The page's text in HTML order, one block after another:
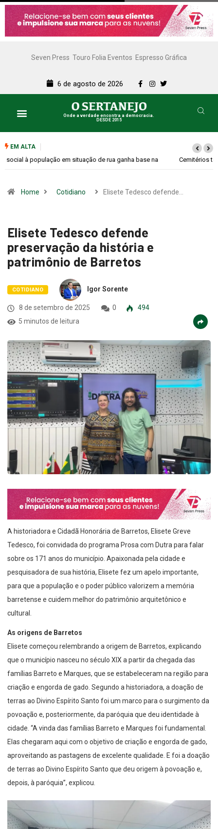
Seven Press Touro Folia Eventos Espresso Gráfica
6 de agosto de 2026
Onde a verdade encontra a democracia.
DESDE 2015
EM ALTA Cemitérios terão horário especial e missas no Dia dos Pais
preservação da história e
patrimônio de Barretos
8 de setembro de 2025
5 minutos de leitura
A historiadora e Cidadã Honorária de Barretos, Elisete Greve
Tedesco, foi convidada do programa Prosa com Dutra para falar
sobre os 171 anos do município. Apaixonada pela cidade e
pesquisadora de sua história, Elisete fez um apelo importante,
para que a população e o poder público valorizem a memória
barretense e cuidem melhor do patrimônio arquitetônico e
cultural.
Elisete começou relembrando a origem de Barretos, explicando
que o município nasceu no século XIX a partir da chegada das
famílias Barreto e Marques, que se estabeleceram na região para
criação e engorda de gado. Segundo a historiadora, a doação de
terras ao Divino Espírito Santo foi um marco para o surgimento da
povoação e, posteriormente, da paróquia que deu identidade à
cidade. “A vinda das famílias Barreto e Marques foi fundamental.
Elas chegaram aqui com o objetivo de criação e engorda de gado,
aproveitando as pastagens de excelente qualidade. E foi a doação
de terras ao Divino Espírito Santo que deu origem à povoação e,
depois, à paróquia”, explicou.